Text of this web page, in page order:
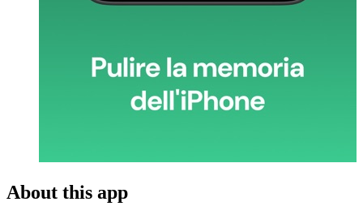
About this app